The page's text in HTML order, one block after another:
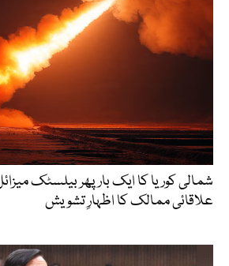
شمالی کوریا کا ایک بار پھر بیلسٹک
علاقائی ممالک کا اظہارِ تشویش